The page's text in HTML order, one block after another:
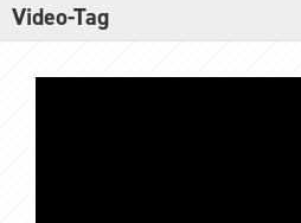
Video-Tag